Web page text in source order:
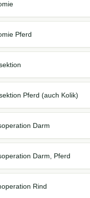
Pferd
Pferd (auch Kolik)
Darm
Darm, Pferd
Rind